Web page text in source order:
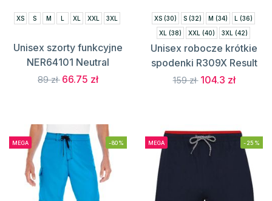
XS S M L XL XXL 3XL
Unisex szorty funkcyjne
NER64101 Neutral
89 zł 66.75 zł
XS (30) S (32) M (34)
L (36)
XL (38)
XXL (40)
3XL (42)
4XL (44)
Unisex robocze krótkie
spodenki R309X Result
159 zł 104.3 zł
MEGA -80% MEGA -25%